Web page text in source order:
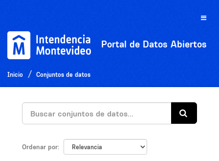
Toggle
Portal de Datos Abiertos
Inicio Conjuntos de datos
Ordenar por